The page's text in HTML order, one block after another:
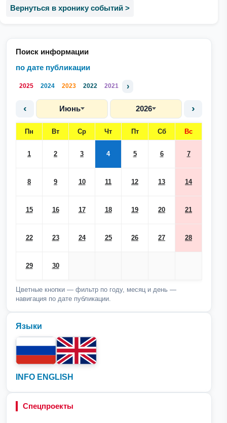
Поиск информации
по дате публикации
2025 2024 2023 2022 2021 ›
‹ Июнь 2026 ›
Пн Вт Ср Чт Пт Сб Вс
1 2 3 4 5 6 7
8 9 10 11 12 13 14
15 16 17 18 19 20 21
22 23 24 25 26 27 28
29 30
Цветные кнопки — фильтр по году, месяц и день —
навигация по дате публикации.
Языки
INFO ENGLISH
Спецпроекты
Вернуться в хронику событий >